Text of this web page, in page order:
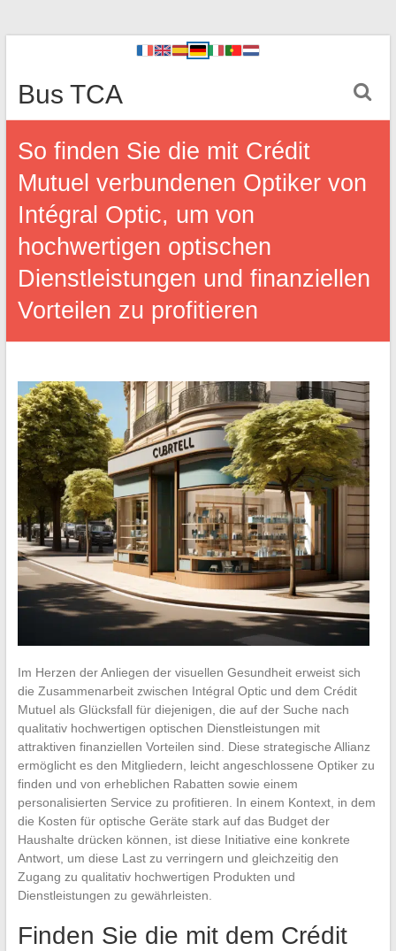
Bus TCA
So finden Sie die mit Crédit
Mutuel verbundenen Optiker von
Intégral Optic, um von
hochwertigen optischen
Dienstleistungen und finanziellen
Vorteilen zu profitieren
Im Herzen der Anliegen der visuellen Gesundheit erweist sich
die Zusammenarbeit zwischen Intégral Optic und dem Crédit
Mutuel als Glücksfall für diejenigen, die auf der Suche nach
qualitativ hochwertigen optischen Dienstleistungen mit
attraktiven finanziellen Vorteilen sind. Diese strategische Allianz
ermöglicht es den Mitgliedern, leicht angeschlossene Optiker zu
finden und von erheblichen Rabatten sowie einem
personalisierten Service zu profitieren. In einem Kontext, in dem
die Kosten für optische Geräte stark auf das Budget der
Haushalte drücken können, ist diese Initiative eine konkrete
Antwort, um diese Last zu verringern und gleichzeitig den
Zugang zu qualitativ hochwertigen Produkten und
Dienstleistungen zu gewährleisten.
Finden Sie die mit dem Crédit